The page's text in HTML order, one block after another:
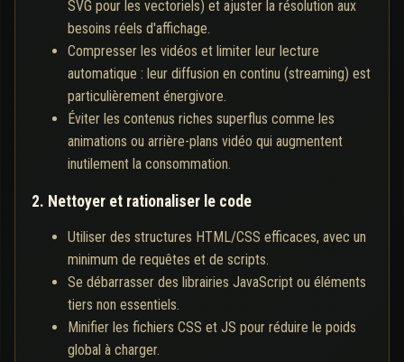
SVG pour les vectoriels) et ajuster la résolution aux
besoins réels d'affichage.
Compresser les vidéos et limiter leur lecture
automatique : leur diffusion en continu (streaming) est
particulièrement énergivore.
Éviter les contenus riches superflus comme les
animations ou arrière-plans vidéo qui augmentent
inutilement la consommation.
2. Nettoyer et rationaliser le code
Utiliser des structures HTML/CSS efficaces, avec un
minimum de requêtes et de scripts.
Se débarrasser des librairies JavaScript ou éléments
tiers non essentiels.
Minifier les fichiers CSS et JS pour réduire le poids
global à charger.